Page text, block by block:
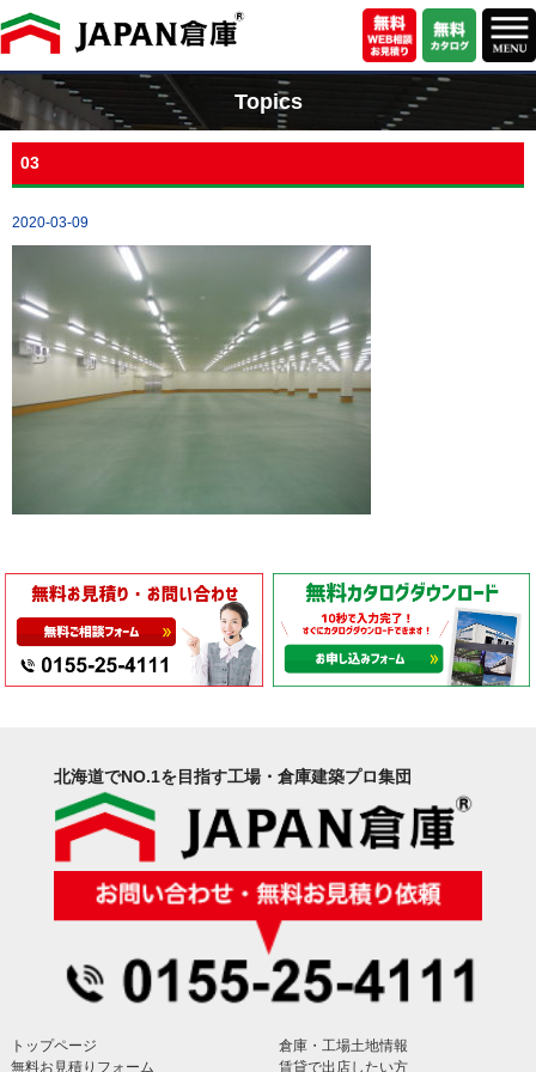
Topics
03
2020-03-09
北海道でNO.1を目指す工場・倉庫建築プロ集団
トップページ
無料お見積りフォーム
倉庫・工場土地情報
賃貸で出店したい方